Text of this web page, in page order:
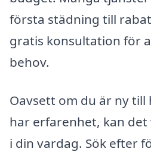
första städning till
gratis konsultation för
behov.
Oavsett om du är ny
har erfarenhet, kan
i din vardag. Sök efter